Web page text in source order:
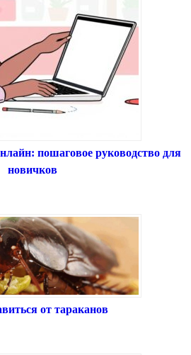
пошаговое руководство для
новичков
от тараканов